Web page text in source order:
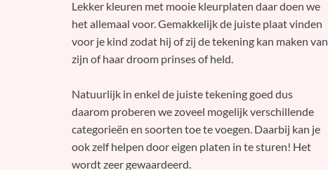
Lekker kleuren met mooie kleurplaten daar doen we
het allemaal voor. Gemakkelijk de juiste plaat vinden
voor je kind zodat hij of zij de tekening kan maken van
zijn of haar droom prinses of held.
Natuurlijk in enkel de juiste tekening goed dus
daarom proberen we zoveel mogelijk verschillende
categorieën en soorten toe te voegen. Daarbij kan je
ook zelf helpen door eigen platen in te sturen! Het
wordt zeer gewaardeerd.